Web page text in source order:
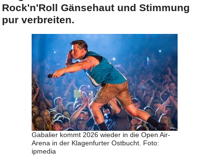
Rock'n'Roll Gänsehaut und Stimmung
pur verbreiten.
Gabalier kommt 2026 wieder in die Open Air-
Arena in der Klagenfurter Ostbucht. Foto:
ipmedia